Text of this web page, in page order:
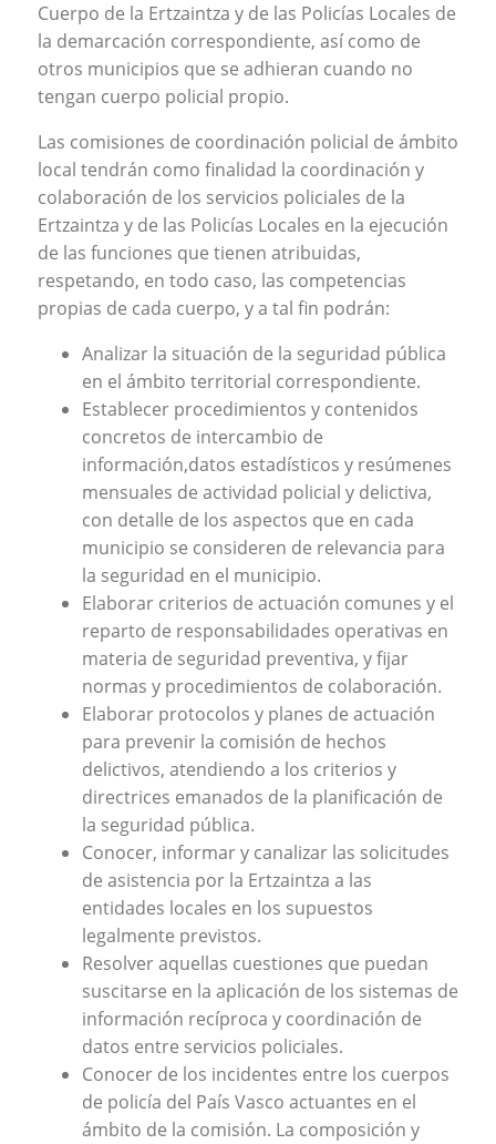
Cuerpo de la Ertzaintza y de las Policías Locales de
la demarcación correspondiente, así como de
otros municipios que se adhieran cuando no
tengan cuerpo policial propio.
Las comisiones de coordinación policial de ámbito
local tendrán como finalidad la coordinación y
colaboración de los servicios policiales de la
Ertzaintza y de las Policías Locales en la ejecución
de las funciones que tienen atribuidas,
respetando, en todo caso, las competencias
propias de cada cuerpo, y a tal fin podrán:
Analizar la situación de la seguridad pública
en el ámbito territorial correspondiente.
Establecer procedimientos y contenidos
concretos de intercambio de
información,datos estadísticos y resúmenes
mensuales de actividad policial y delictiva,
con detalle de los aspectos que en cada
municipio se consideren de relevancia para
la seguridad en el municipio.
Elaborar criterios de actuación comunes y el
reparto de responsabilidades operativas en
materia de seguridad preventiva, y fijar
normas y procedimientos de colaboración.
Elaborar protocolos y planes de actuación
para prevenir la comisión de hechos
delictivos, atendiendo a los criterios y
directrices emanados de la planificación de
la seguridad pública.
Conocer, informar y canalizar las solicitudes
de asistencia por la Ertzaintza a las
entidades locales en los supuestos
legalmente previstos.
Resolver aquellas cuestiones que puedan
suscitarse en la aplicación de los sistemas de
información recíproca y coordinación de
datos entre servicios policiales.
Conocer de los incidentes entre los cuerpos
de policía del País Vasco actuantes en el
ámbito de la comisión. La composición y